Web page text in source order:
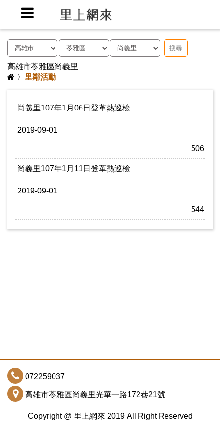
搜尋
高雄市苓雅區尚義里
〉 里鄰活動
尚義里107年1月06日登革熱巡檢
2019-09-01
506
尚義里107年1月11日登革熱巡檢
2019-09-01
544
072259037
高雄市苓雅區尚義里光華一路172巷21號
Copyright @ 里上網來 2019 All Right Reserved